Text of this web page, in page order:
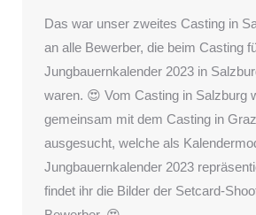
Das war unser zweites Casting in
an alle Bewerber, die beim Casting
Jungbauernkalender 2023 in
waren. 😍 Vom Casting in Salzburg
gemeinsam mit dem Casting in
ausgesucht, welche als
Jungbauernkalender 2023
findet ihr die Bilder der Setcard-